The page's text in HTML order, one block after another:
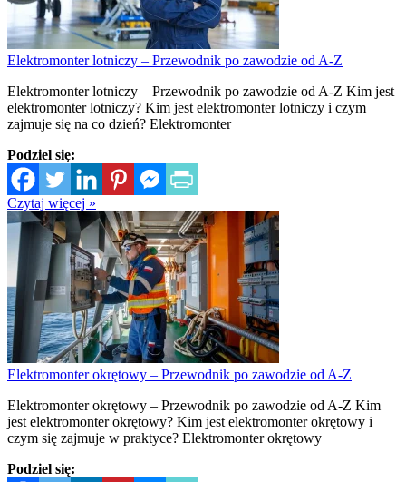
Elektromonter lotniczy – Przewodnik po zawodzie od A-Z
Elektromonter lotniczy – Przewodnik po zawodzie od A-Z Kim jest
elektromonter lotniczy? Kim jest elektromonter lotniczy i czym
zajmuje się na co dzień? Elektromonter
Podziel się:
Czytaj więcej »
Elektromonter okrętowy – Przewodnik po zawodzie od A-Z
Elektromonter okrętowy – Przewodnik po zawodzie od A-Z Kim
jest elektromonter okrętowy? Kim jest elektromonter okrętowy i
czym się zajmuje w praktyce? Elektromonter okrętowy
Podziel się: